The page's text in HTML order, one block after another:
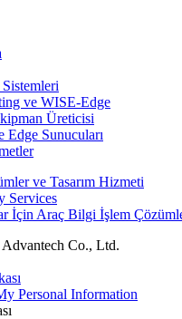
Sistemleri
ve WISE-Edge
Üreticisi
Edge Sunucuları
ve Tasarım Hizmeti
Services
İçin Araç Bilgi İşlem
Co., Ltd.
Personal Information